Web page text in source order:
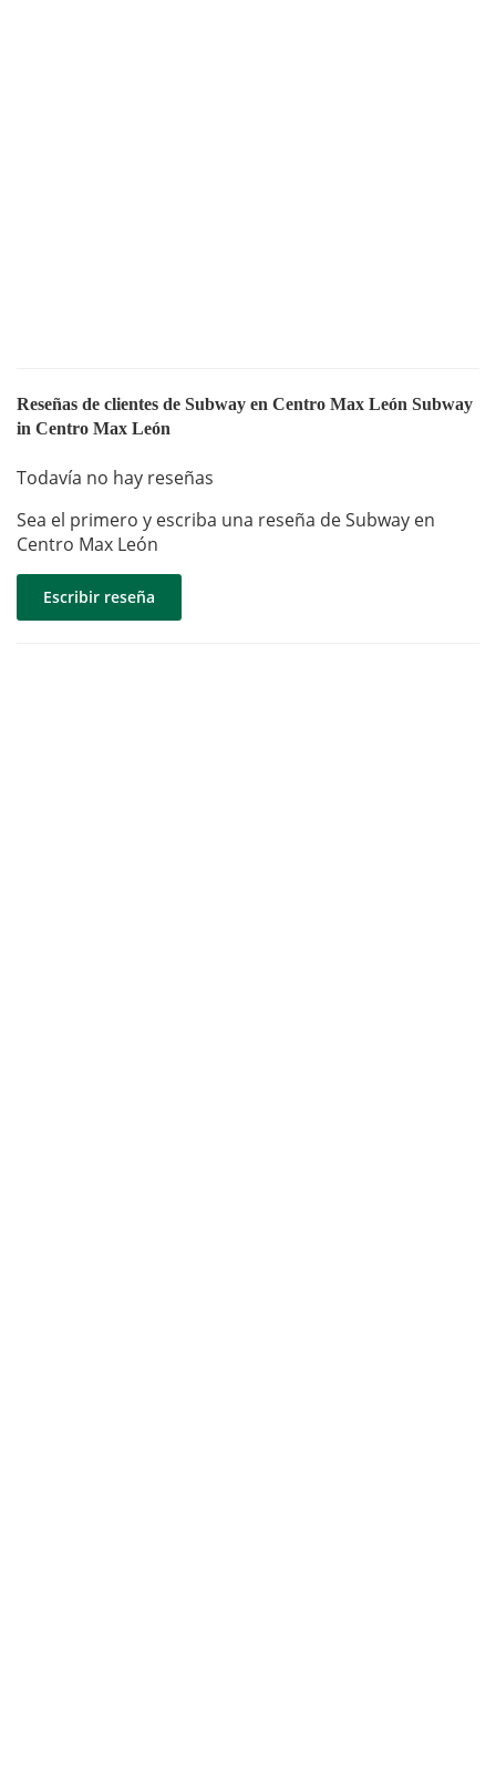
Reseñas de clientes de Subway en Centro Max León Subway
in Centro Max León
Todavía no hay reseñas
Sea el primero y escriba una reseña de Subway en
Centro Max León
Escribir reseña